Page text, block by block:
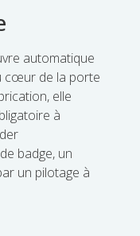
automatique
cœur de la porte
elle
à
badge, un
un pilotage à